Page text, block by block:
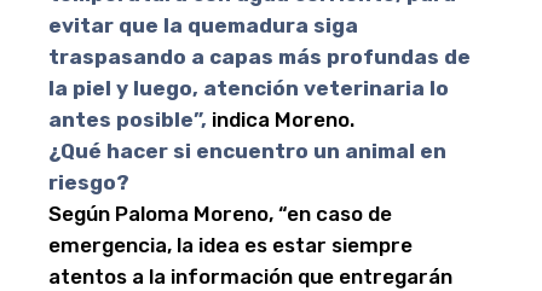
evitar que la quemadura siga
traspasando a capas más profundas de
la piel y luego, atención veterinaria lo
antes posible”, indica Moreno.
¿Qué hacer si encuentro un animal en
riesgo?
Según Paloma Moreno, “en caso de
emergencia, la idea es estar siempre
atentos a la información que entregarán